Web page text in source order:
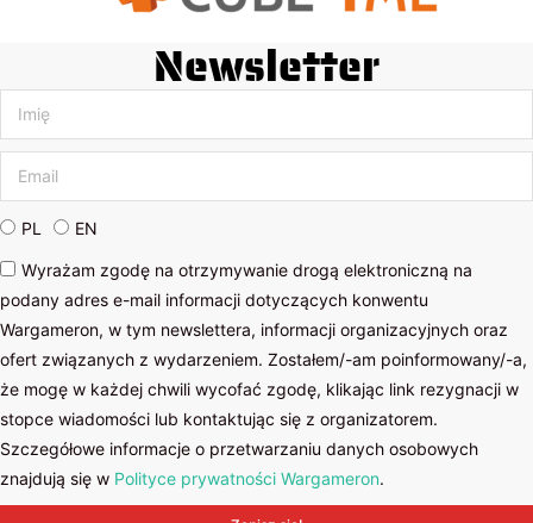
Newsletter
PL EN
Wyrażam zgodę na otrzymywanie drogą elektroniczną na
podany adres e-mail informacji dotyczących konwentu
Wargameron, w tym newslettera, informacji organizacyjnych oraz
ofert związanych z wydarzeniem. Zostałem/-am poinformowany/-a,
że mogę w każdej chwili wycofać zgodę, klikając link rezygnacji w
stopce wiadomości lub kontaktując się z organizatorem.
Szczegółowe informacje o przetwarzaniu danych osobowych
znajdują się w Polityce prywatności Wargameron.